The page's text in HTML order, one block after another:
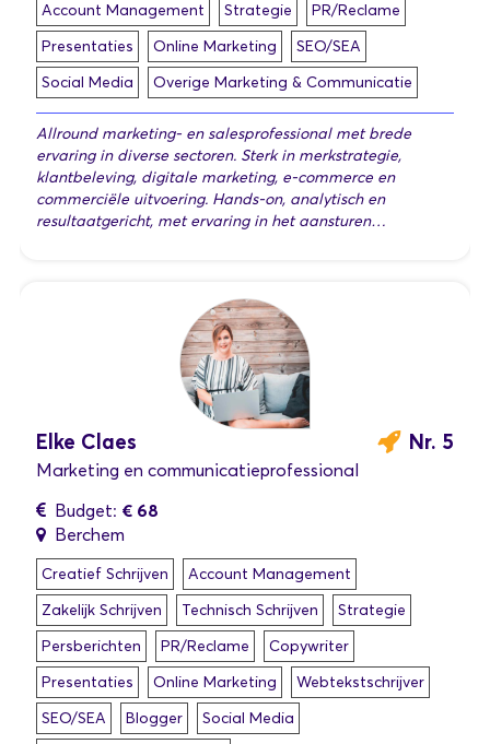
Account Management Strategie
PR/Reclame
Presentaties
Online Marketing
SEO/SEA
Social Media
Overige Marketing & Communicatie
Allround marketing- en salesprofessional met brede
ervaring in diverse sectoren. Sterk in merkstrategie,
klantbeleving, digitale marketing, e-commerce en
commerciële uitvoering. Hands-on, analytisch en
resultaatgericht, met ervaring in het aansturen…
Nr. 5
Elke Claes
Marketing en communicatieprofessional
Budget: € 68
Berchem
Creatief Schrijven
Account Management
Zakelijk Schrijven
Technisch Schrijven
Strategie
Persberichten
PR/Reclame
Copywriter
Presentaties
Online Marketing
Webtekstschrijver
SEO/SEA
Blogger
Social Media